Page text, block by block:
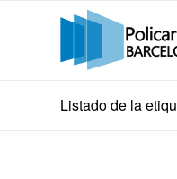
Listado de la